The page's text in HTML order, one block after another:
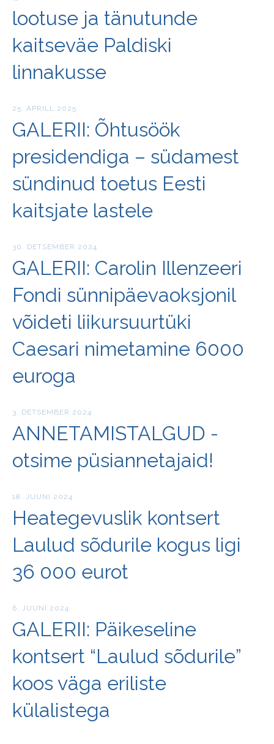
lootuse ja tänutunde
kaitseväe Paldiski
linnakusse
25. APRILL 2025
GALERII: Õhtusöök
presidendiga – südamest
sündinud toetus Eesti
kaitsjate lastele
30. DETSEMBER 2024
GALERII: Carolin Illenzeeri
Fondi sünnipäevaoksjonil
võideti liikursuurtüki
Caesari nimetamine 6000
euroga
3. DETSEMBER 2024
ANNETAMISTALGUD -
otsime püsiannetajaid!
18. JUUNI 2024
Heategevuslik kontsert
Laulud sõdurile kogus ligi
36 000 eurot
6. JUUNI 2024
GALERII: Päikeseline
kontsert “Laulud sõdurile”
koos väga eriliste
külalistega